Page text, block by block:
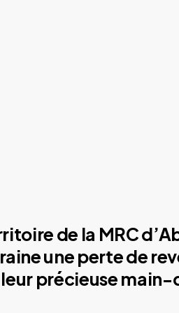
de la MRC
une perte de
précieuse